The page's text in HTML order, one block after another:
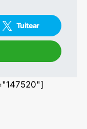
Tuitear